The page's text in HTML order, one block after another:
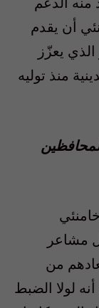
أن يقدم
يعزّز
منذ توليه
مشاعر
من
لولا الضبط